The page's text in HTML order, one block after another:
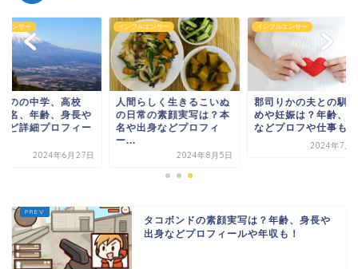
ルエンサー
らしく生きるこいぬ
常の素顔実写は？本
出身などプロフィ
2024年8月5日
インフルエンサー
郡司りかの夫との馴れ初
めや妊娠は？年齢、身長
などプロフや仕事も！
インフルエンサー
なえなのの中学、高
は？本名、年齢、身
出身など詳細プロフ
タコボンドの素顔実写は？年齢、身長や
出身などプロフィールや年収も！